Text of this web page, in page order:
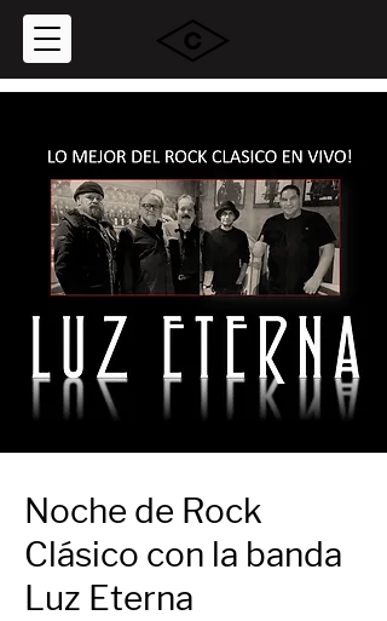
Noche de Rock
Clásico con la banda
Luz Eterna